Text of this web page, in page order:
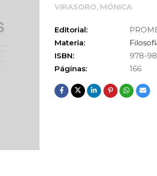
VIRASORO, MÓNICA
Editorial:
Materia:
ISBN:
978-
Páginas:
166